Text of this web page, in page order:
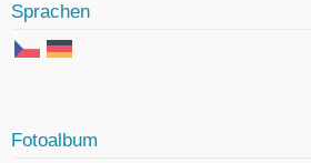
Sprachen
Fotoalbum